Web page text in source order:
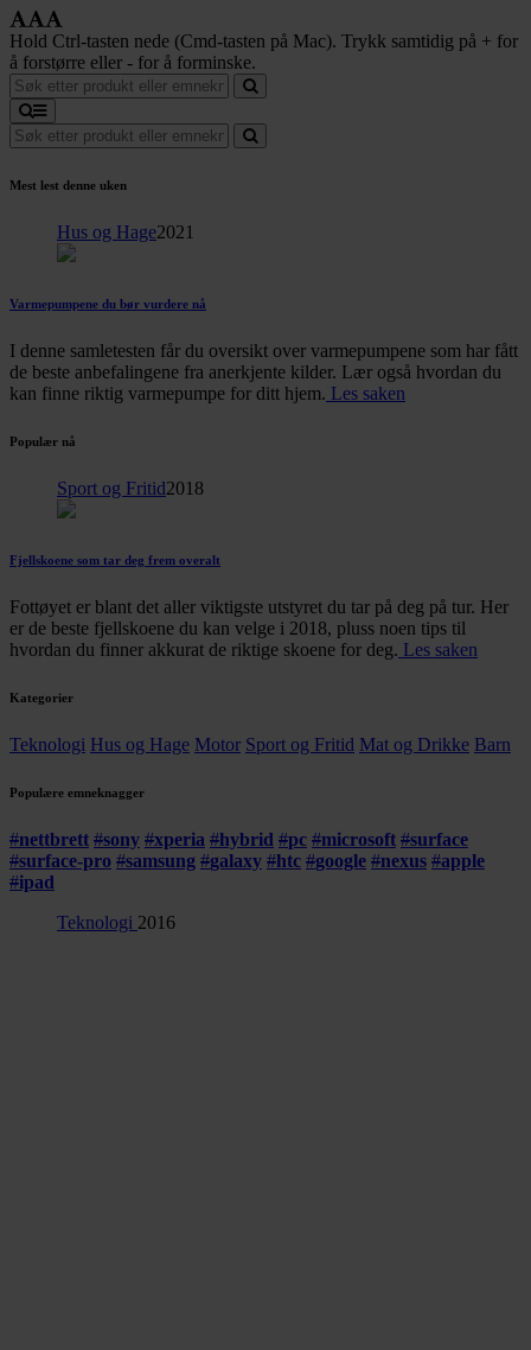
Hold Ctrl-tasten nede (Cmd-tasten på Mac). Trykk samtidig på + for
å forstørre eller - for å forminske.
Mest lest denne uken
Hus og Hage2021
Varmepumpene du bør vurdere nå
I denne samletesten får du oversikt over varmepumpene som har fått
de beste anbefalingene fra anerkjente kilder. Lær også hvordan du
kan finne riktig varmepumpe for ditt hjem. Les saken
Populær nå
Sport og Fritid2018
Fjellskoene som tar deg frem overalt
Fottøyet er blant det aller viktigste utstyret du tar på deg på tur. Her
er de beste fjellskoene du kan velge i 2018, pluss noen tips til
hvordan du finner akkurat de riktige skoene for deg. Les saken
Kategorier
Teknologi Hus og Hage Motor Sport og Fritid Mat og Drikke Barn
Populære emneknagger
#nettbrett #sony #xperia #hybrid #pc #microsoft #surface
#surface-pro #samsung #galaxy #htc #google #nexus #apple
#ipad
Teknologi 2016